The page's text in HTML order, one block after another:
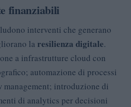
finanziabili
interventi che generano
la resilienza digitale.
a infrastrutture cloud con
automazione di processi
management; introduzione di
di analytics per decisioni